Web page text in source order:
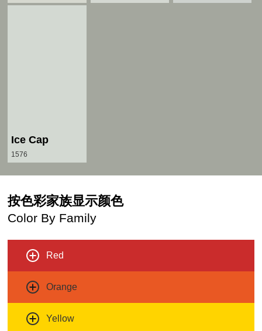
Ice Cap
1576
按色彩家族显示颜色
Color By Family
Red
Orange
Yellow